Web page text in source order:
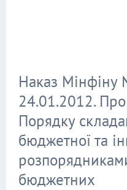
Наказ Мінфіну
24.01.2012.
Порядку
бюджетної та
бюджетних